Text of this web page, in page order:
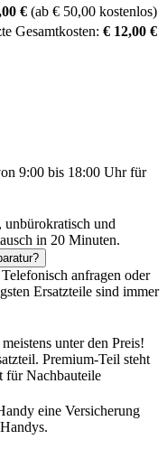
€ (ab € 50,00 kostenlos)
Gesamtkosten: € 12,00 €
9:00 bis 18:00 Uhr für
unbürokratisch und
in 20 Minuten.
anfragen oder
Ersatzteile sind immer
unter den Preis!
Premium-Teil steht
für Nachbauteile
eine Versicherung